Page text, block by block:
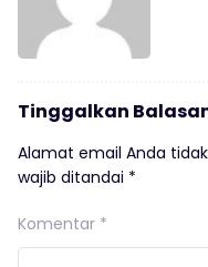
Tinggalkan
Alamat email Anda
wajib ditandai *
Komentar *